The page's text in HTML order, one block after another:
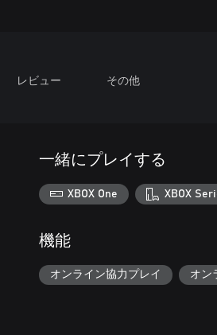
レビュー その他
一緒にプレイする
XBOX One XBOX
機能
オンライン協力プレイ オン